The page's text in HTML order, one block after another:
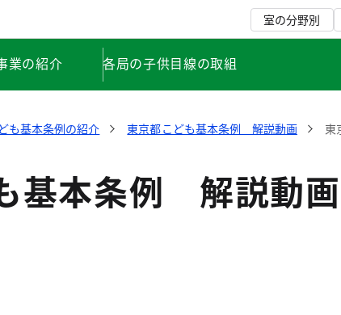
室の分野別
業の紹介 各局の子供目線の取組
も基本条例の紹介 東京都こども基本条例 解説動画 東
基本条例 解説動